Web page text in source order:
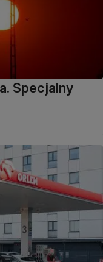
Specjalny